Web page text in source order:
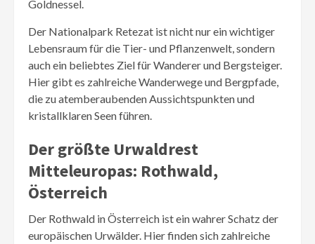
Goldnessel.
Der Nationalpark Retezat ist nicht nur ein wichtiger
Lebensraum für die Tier- und Pflanzenwelt, sondern
auch ein beliebtes Ziel für Wanderer und Bergsteiger.
Hier gibt es zahlreiche Wanderwege und Bergpfade,
die zu atemberaubenden Aussichtspunkten und
kristallklaren Seen führen.
Der größte Urwaldrest
Mitteleuropas: Rothwald,
Österreich
Der Rothwald in Österreich ist ein wahrer Schatz der
europäischen Urwälder. Hier finden sich zahlreiche